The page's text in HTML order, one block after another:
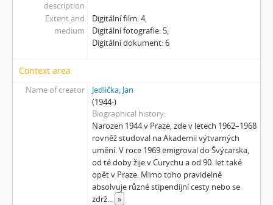
[Subseries] Jízda
[Subseries] Naše okrasné zahrádky – Unsere Gärten
[Subseries] Našla v lese
[Subseries] Karamel je cukr, co už se neuzdraví
[Subseries] Kapusta
[Subseries] Turista
[Subseries] Dům daleko
[Subseries] Bosákové hody
[Subseries] Suchá u Nejdku
[Subseries] Wilsonova svatba
[Subseries] Džbány Franze Maxery v hospodě U Lojzy
[Subseries] Zkušebna v Argentinské
description
Extent and
medium
Digitální film: 4,
Digitální fotografie: 5,
Digitální dokument: 6
Context area
Name of creator
Jedlička, Jan
(1944-)
Biographical history
Narozen 1944 v Praze, zde v letech 1962–1968
rovněž studoval na Akademii výtvarných
umění. V roce 1969 emigroval do Švýcarska,
od té doby žije v Curychu a od 90. let také
opět v Praze. Mimo toho pravidelně
absolvuje různé stipendijní cesty nebo se
zdrž... »